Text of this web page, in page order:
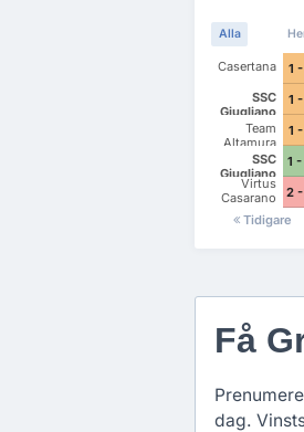
Alla
Casertana 1 -
SSC
Giugliano
1 -
Team
Altamura
1 -
SSC
Giugliano
1
Virtus
Casarano
2
Tidigare
Få
dag.